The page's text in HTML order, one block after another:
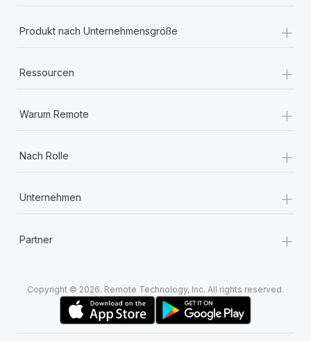
Produkt nach Unternehmensgröße +
Ressourcen +
Warum Remote +
Nach Rolle +
Unternehmen +
Partner +
Copyright © 2026. Remote Technology, Inc. All rights reserved.